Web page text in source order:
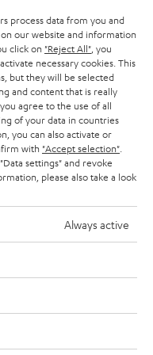
und erhalte bis zu
JETZT
process data from you and
our website and information
click on "Reject All" , you
necessary cookies. This
but they will be selected
and content that is really
you agree to the use of all
of your data in countries
you can also activate or
with "Accept selection"
settings" and revoke
please also take a look
Always active